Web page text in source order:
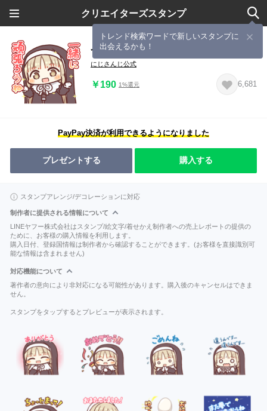
クリエイターズスタンプ
トレンド検索ワードで新しいスタンプに
出会えるかも！
つかえるシスター・クレアのスタンプ
にじさんじ公式
￥190 1%還元 6,681
PayPay決済が利用できるようになりました
プレゼントする 購入する
スタンプアレンジ/デコレーションに対応
制作者に提供される情報について
LINEヤフー株式会社はスタンプ/絵文字/着せかえ制作者への売上レポートの提供の
ために、お客様の購入情報を利用します。
購入日付、登録国情報は制作者から確認することができます。(お客様を直接識別可
能な情報は含まれません)
対応機能について
著作者の意向により非対応になる可能性があります。購入後のキャンセルはできま
せん。
スタンプをタップするとプレビューが表示されます。